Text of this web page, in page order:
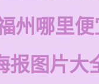
州哪里便
报图片大